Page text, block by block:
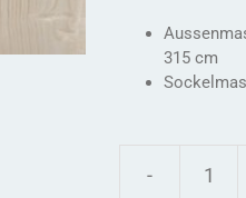
315 cm
Weka